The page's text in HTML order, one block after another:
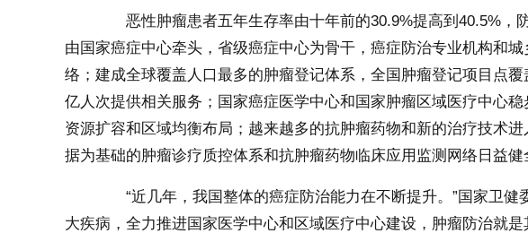
恶性肿瘤患者五年生存率由十年前的30.9%提高到40.5%，
由国家癌症中心牵头，省级癌症中心为骨干，癌症防治专业机构和
络；建成全球覆盖人口最多的肿瘤登记体系，全国肿瘤登记项目点
亿人次提供相关服务；国家癌症医学中心和国家肿瘤区域医疗中心
资源扩容和区域均衡布局；越来越多的抗肿瘤药物和新的治疗技术
据为基础的肿瘤诊疗质控体系和抗肿瘤药物临床应用监测网络日益
“近几年，我国整体的癌症防治能力在不断提升。”国家卫健
大疾病，全力推进国家医学中心和区域医疗中心建设，肿瘤防治就